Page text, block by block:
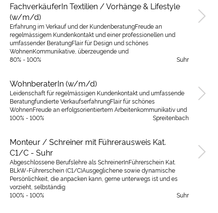
FachverkäuferIn Textilien / Vorhänge & Lifestyle
(w/m/d)
Erfahrung im Verkauf und der KundenberatungFreude an
regelmässigem Kundenkontakt und einer professionellen und
umfassender BeratungFlair für Design und schönes
WohnenKommunikative, überzeugende und
80% - 100%
Suhr
WohnberaterIn (w/m/d)
Leidenschaft für regelmässigen Kundenkontakt und umfassende
Beratungfundierte VerkaufserfahrungFlair für schönes
WohnenFreude an erfolgsorientiertem Arbeitenkommunikativ und
100% - 100%
Spreitenbach
Monteur / Schreiner mit Führerausweis Kat.
C1/C - Suhr
Abgeschlossene Berufslehre als SchreinerInFührerschein Kat.
BLkW-Führerschein (C1/C)Ausgeglichene sowie dynamische
Persönlichkeit, die anpacken kann, gerne unterwegs ist und es
vorzieht, selbständig
100% - 100%
Suhr